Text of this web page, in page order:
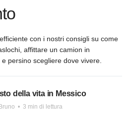
con i nostri consigli su come
affittare un camion in
persino scegliere dove vivere.
della vita in Messico
• 3 min di lettura